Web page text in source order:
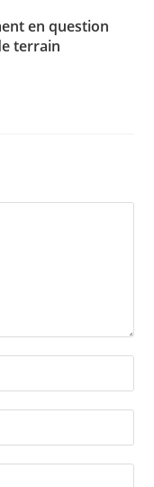
en question
terrain